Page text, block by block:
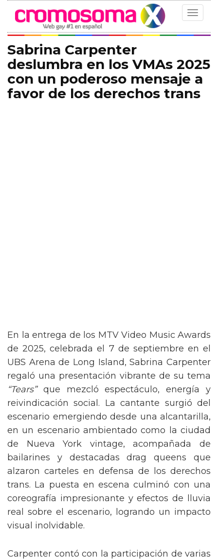
Toggle
Sabrina Carpenter
deslumbra en los VMAs 2025
con un poderoso mensaje a
favor de los derechos trans
En la entrega de los MTV Video Music Awards
de 2025, celebrada el 7 de septiembre en el
UBS Arena de Long Island, Sabrina Carpenter
regaló una presentación vibrante de su tema
“Tears”que mezcló espectáculo, energía y
reivindicación social. La cantante surgió del
escenario emergiendo desde una alcantarilla,
en un escenario ambientado como la ciudad
de Nueva York vintage, acompañada de
bailarines y destacadas drag queens que
alzaron carteles en defensa de los derechos
trans. La puesta en escena culminó con una
coreografía impresionante y efectos de lluvia
real sobre el escenario, logrando un impacto
visual inolvidable.
Carpenter contó con la participación de varias